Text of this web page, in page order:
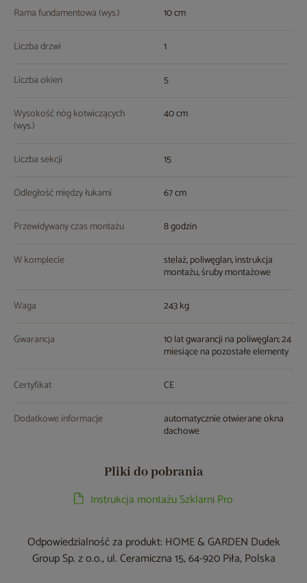
Rama fundamentowa (wys.) 10 cm
Liczba drzwi 1
Liczba okien 5
Wysokość nóg kotwiczących
(wys.)
40 cm
Liczba sekcji 15
Odległość między łukami 67 cm
Przewidywany czas montażu 8 godzin
W komplecie stelaż, poliwęglan, instrukcja
montażu, śruby montażowe
Waga 243 kg
Gwarancja 10 lat gwarancji na poliwęglan; 24
miesiące na pozostałe elementy
Certyfikat CE
Dodatkowe informacje automatycznie otwierane okna
dachowe
Pliki do pobrania
Instrukcja montażu Szklarni Pro
Odpowiedzialność za produkt: HOME & GARDEN Dudek
Group Sp. z o.o., ul. Ceramiczna 15, 64-920 Piła, Polska